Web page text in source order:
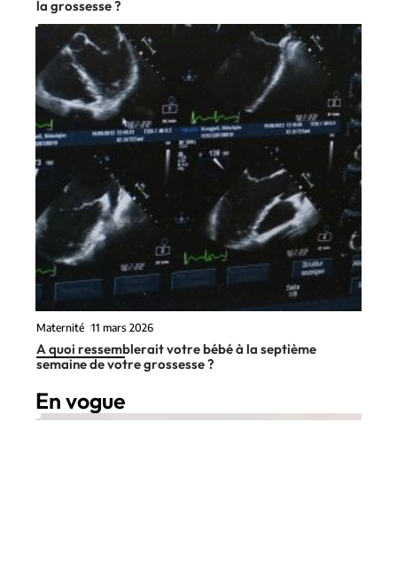
la grossesse ?
Maternité 11 mars 2026
A quoi ressemblerait votre bébé à la septième
semaine de votre grossesse ?
En vogue